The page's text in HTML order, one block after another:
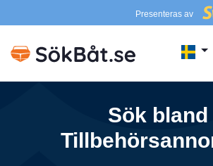
Presenteras av
Sök bland